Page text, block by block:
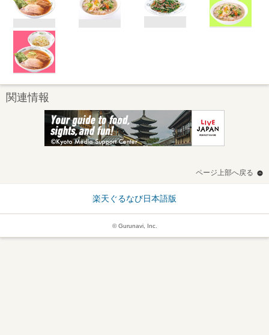
関連情報
ページ上部へ戻る
楽天ぐるなび日本語版
© Gurunavi, Inc.